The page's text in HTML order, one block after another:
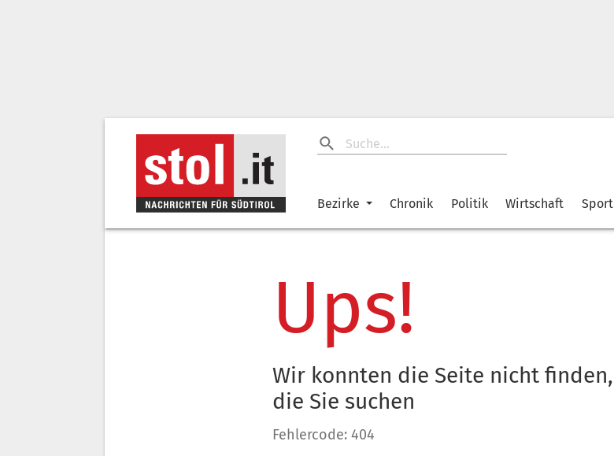
Bezirke Chronik Politik Wirtschaft Sport
Ups!
Wir konnten die Seite nicht finden,
die Sie suchen
Fehlercode: 404